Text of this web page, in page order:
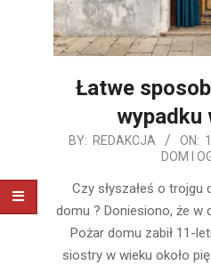
Łatwe
wypadku
2019-
BY: REDAKCJA ON:
DOM I
Czy słyszałeś o
domu ? Doniesiono, że w
Pożar domu zabił 11-
siostry w wieku około